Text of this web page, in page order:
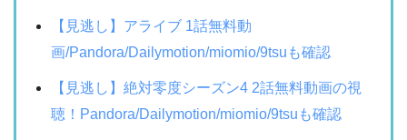
【見逃し】アライブ 1話無料動
画/Pandora/Dailymotion/miomio/9tsuも確認
【見逃し】絶対零度シーズン4 2話無料動画の視
聴！Pandora/Dailymotion/miomio/9tsuも確認